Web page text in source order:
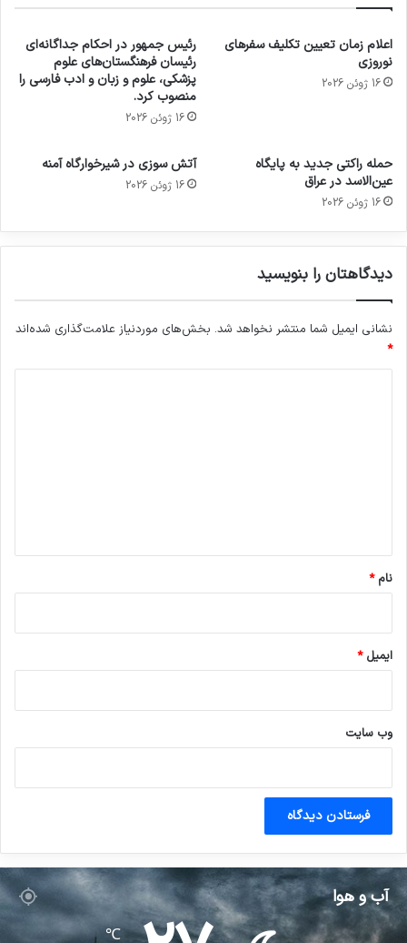
اعلام زمان تعیین تکلیف سفرهای
نوروزی
16 ژوئن 2026
رئیس جمهور در احکام جداگانه‌ای
رئیسان فرهنگستان‌های علوم
پزشکی، علوم و زبان و ادب فارسی را
منصوب کرد.
16 ژوئن 2026
حمله راکتی جدید به پایگاه
عین‌الاسد در عراق
16 ژوئن 2026
آتش سوزی در شیرخوارگاه آمنه
16 ژوئن 2026
دیدگاهتان را بنویسید
نشانی ایمیل شما منتشر نخواهد شد. بخش‌های موردنیاز علامت‌گذاری شده‌اند
*
نام*
ایمیل*
وب‌ سایت
آب و هوا
℃